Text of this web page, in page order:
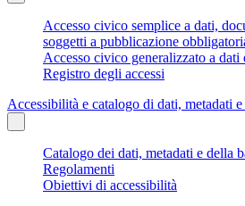
Accesso civico semplice a dati,
soggetti a pubblicazione
Accesso civico generalizzato a
Registro degli accessi
Accessibilità e catalogo di dati, metadati e
Catalogo dei dati, metadati e della
Regolamenti
Obiettivi di accessibilità